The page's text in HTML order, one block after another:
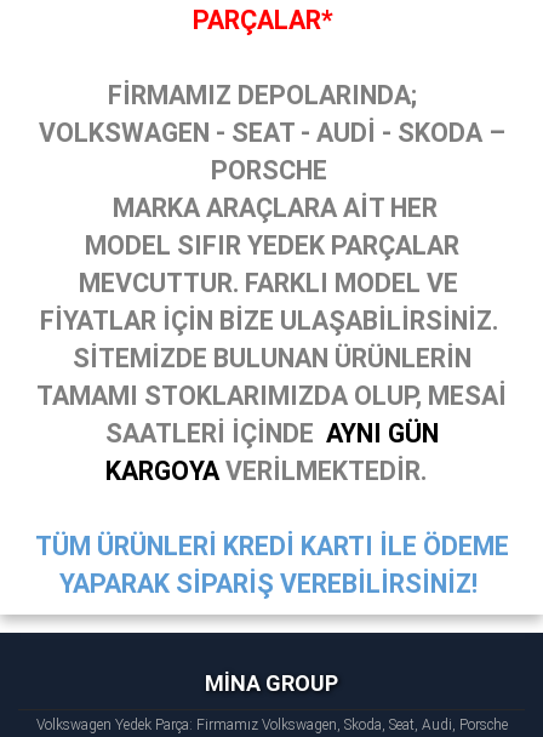
PARÇALAR*
FİRMAMIZ DEPOLARINDA;
VOLKSWAGEN - SEAT - AUDİ - SKODA –
PORSCHE
MARKA ARAÇLARA AİT HER
MODEL SIFIR YEDEK PARÇALAR
MEVCUTTUR. FARKLI MODEL VE
FİYATLAR İÇİN BİZE ULAŞABİLİRSİNİZ.
SİTEMİZDE BULUNAN ÜRÜNLERİN
TAMAMI STOKLARIMIZDA OLUP, MESAİ
SAATLERİ İÇİNDE AYNI GÜN
KARGOYA VERİLMEKTEDİR.
TÜM ÜRÜNLERİ KREDİ KARTI İLE ÖDEME
YAPARAK SİPARİŞ VEREBİLİRSİNİZ!
MİNA GROUP
Volkswagen Yedek Parça: Firmamız Volkswagen, Skoda, Seat, Audi, Porsche